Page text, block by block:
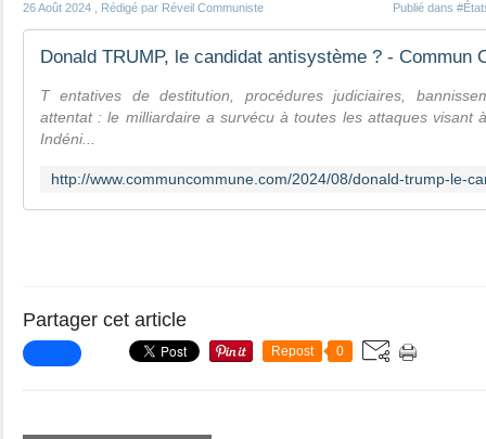
26 Août 2024 , Rédigé par Réveil Communiste Publié dans
T entatives de destitution, procédures judiciaires,
attentat : le milliardaire a survécu à toutes les attaques visant
Indéni...
Partager cet article
Repost 0